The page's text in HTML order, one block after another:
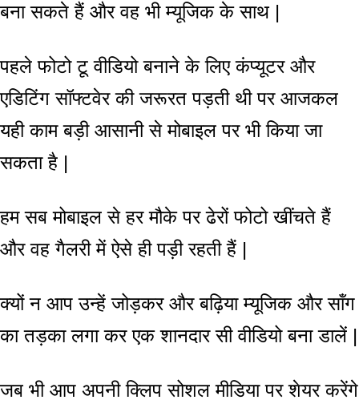
बना सकते हैं और वह भी म्यूजिक के साथ |
पहले फोटो टू वीडियो बनाने के लिए कंप्यूटर और
एडिटिंग सॉफ्टवेर की जरूरत पड़ती थी पर आजकल
यही काम बड़ी आसानी से मोबाइल पर भी किया जा
सकता है |
हम सब मोबाइल से हर मौके पर ढेरों फोटो खींचते हैं
और वह गैलरी में ऐसे ही पड़ी रहती हैं |
क्यों न आप उन्हें जोड़कर और बढ़िया म्यूजिक और सॉंग
का तड़का लगा कर एक शानदार सी वीडियो बना डालें |
जब भी आप अपनी क्लिप सोशल मीडिया पर शेयर करेंगे